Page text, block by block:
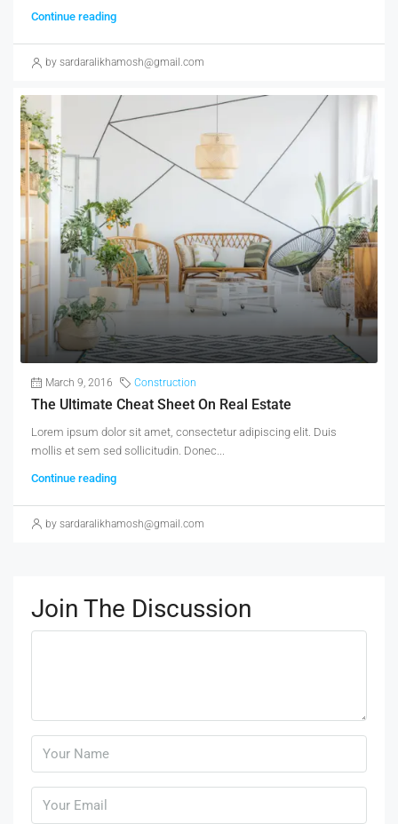
Continue reading
by sardaralikhamosh@gmail.com
March 9, 2016 Construction
The Ultimate Cheat Sheet On Real Estate
Lorem ipsum dolor sit amet, consectetur adipiscing elit. Duis
mollis et sem sed sollicitudin. Donec...
Continue reading
by sardaralikhamosh@gmail.com
Join The Discussion